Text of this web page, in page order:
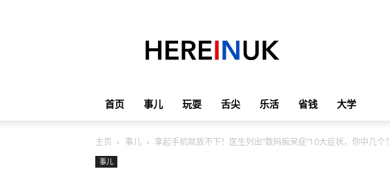
首页 事儿 玩耍 舌尖 乐活 省钱 大学
主页 事儿 拿起手机就放不下！医生列出”数码痴呆症”10大症状，你中几个？
事儿